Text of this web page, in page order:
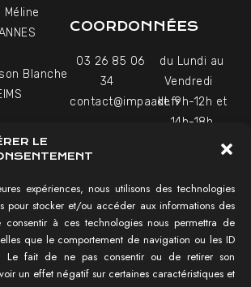
LE
expériences, nous utilisons des technologies
pour stocker et/ou accéder aux informations des
à ces technologies nous permettra de
que le comportement de navigation ou les ID
Le fait de ne pas consentir ou de retirer son
un effet négatif sur certaines caractéristiques et
Blanche
Raffet
COORDONNÉES
03 26 85 06
34
contact@impaakt.fr
du Lundi au
Vendredi
de 9h-12h et
14h-18h
Uniquement sur rendez-
Tester mon SEO !
Agence SEO
Témoignages vidéo